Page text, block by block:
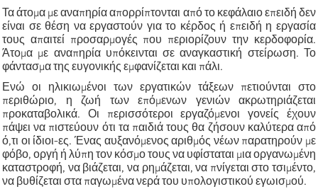
Τα άτομα με αναπηρία απορρίπτονται από το κεφάλαιο επειδή δεν
είναι σε θέση να εργαστούν για το κέρδος ή επειδή η εργασία
τους απαιτεί προσαρμογές που περιορίζουν την κερδοφορία.
Άτομα με αναπηρία υπόκεινται σε αναγκαστική στείρωση. Το
φάντασμα της ευγονικής εμφανίζεται και πάλι.
Ενώ οι ηλικιωμένοι των εργατικών τάξεων πετιούνται στο
περιθώριο, η ζωή των επόμενων γενιών ακρωτηριάζεται
προκαταβολικά. Οι περισσότεροι εργαζόμενοι γονείς έχουν
πάψει να πιστεύουν ότι τα παιδιά τους θα ζήσουν καλύτερα από
ό,τι οι ίδιοι-ες. Ένας αυξανόμενος αριθμός νέων παρατηρούν με
φόβο, οργή ή λύπη τον κόσμο τους να υφίσταται μια οργανωμένη
καταστροφή, να βιάζεται, να ρημάζεται, να πνίγεται στο τσιμέντο,
να βυθίζεται στα παγωμένα νερά του υπολογιστικού εγωισμού.